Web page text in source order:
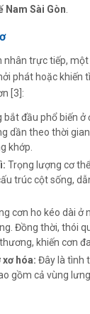
Nam Sài Gòn
nhân trực tiếp,
phát hoặc khiến
[3]:
bắt đầu phổ biến ở
dần theo thời
khớp.
Trọng lượng cơ
trúc cột sống,
cơn ho kéo dài ở
Đồng thời, thói
khiến cơn
hóa: Đây là tình
gồm cả vùng